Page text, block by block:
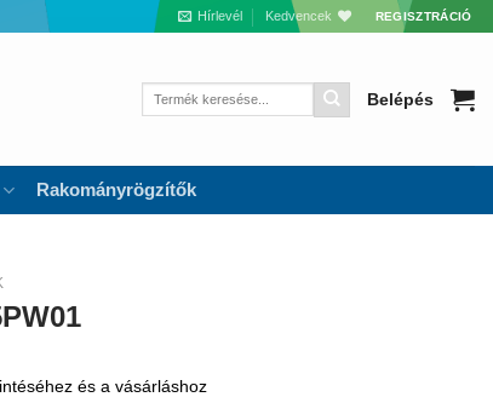
Hírlevél Kedvencek REGISZTRÁCIÓ
Keresés
Belépés
Rakományrögzítők
és a vásárláshoz